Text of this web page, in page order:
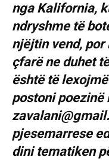
nga Kalifornia,
ndryshme të
njëjtin vend,
çfarë ne duhet
është të
postoni poezinë
pjesemarrese
dini tematiken